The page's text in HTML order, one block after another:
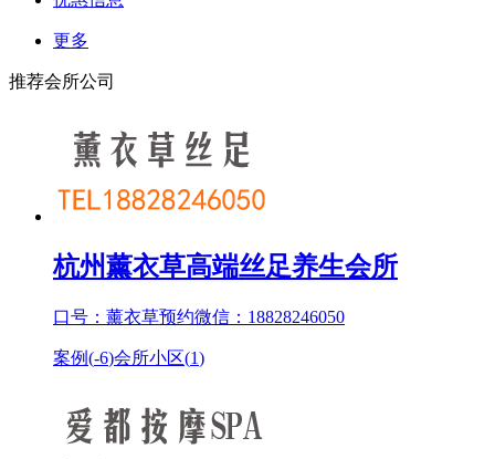
更多
推荐会所公司
杭州薰衣草高端丝足养生会所
口号：薰衣草预约微信：18828246050
案例(-6)会所小区(1)